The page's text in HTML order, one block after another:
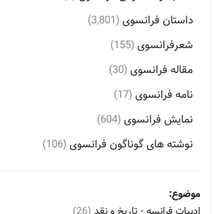
داستان فرانسوی (3,801)
شعرفرانسوی (155)
مقاله فرانسوی (30)
نامه فرانسوی (17)
نمایش فرانسوی (604)
نوشته های گوناگون فرانسوی (106)
موضوع: